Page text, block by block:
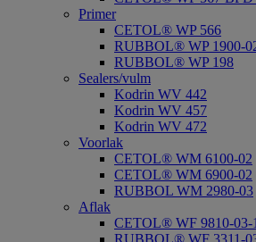
Primer
CETOL® WP 566
RUBBOL® WP 1900-
RUBBOL® WP 198
Sealers/vulm
Kodrin WV 442
Kodrin WV 457
Kodrin WV 472
Voorlak
CETOL® WM 6100-02
CETOL® WM 6900-02
RUBBOL WM 2980-03
Aflak
CETOL® WF 9810-03-
RUBBOL® WF 3311-